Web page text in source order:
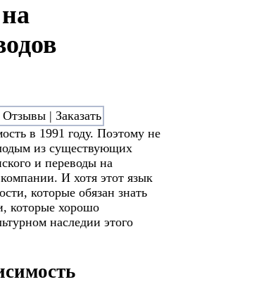
в 1991 году. Поэтому не
из существующих
и переводы на
И хотя этот язык
которые обязан знать
которые хорошо
наследии этого